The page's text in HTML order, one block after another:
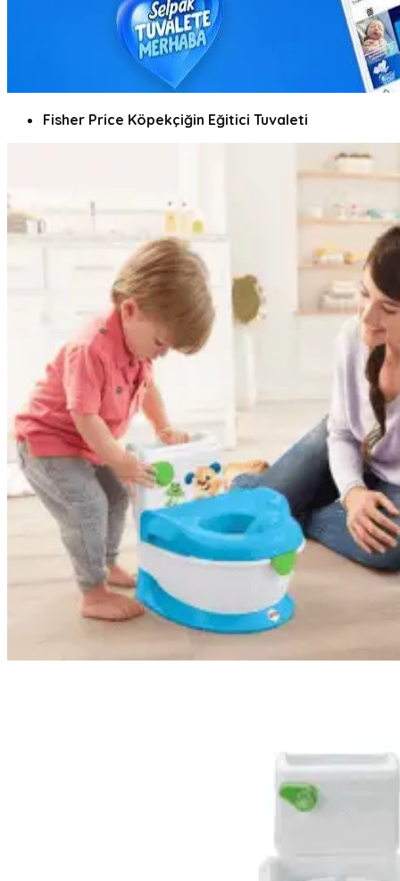
Fisher Price Köpekçiğin Eğitici Tuvaleti